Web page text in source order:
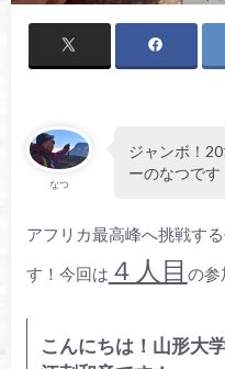
なつ
ジャンボ！
ーのなつです
アフリカ最高峰へ挑戦す
す！今回は ４人目 の参
こんにちは！山形大